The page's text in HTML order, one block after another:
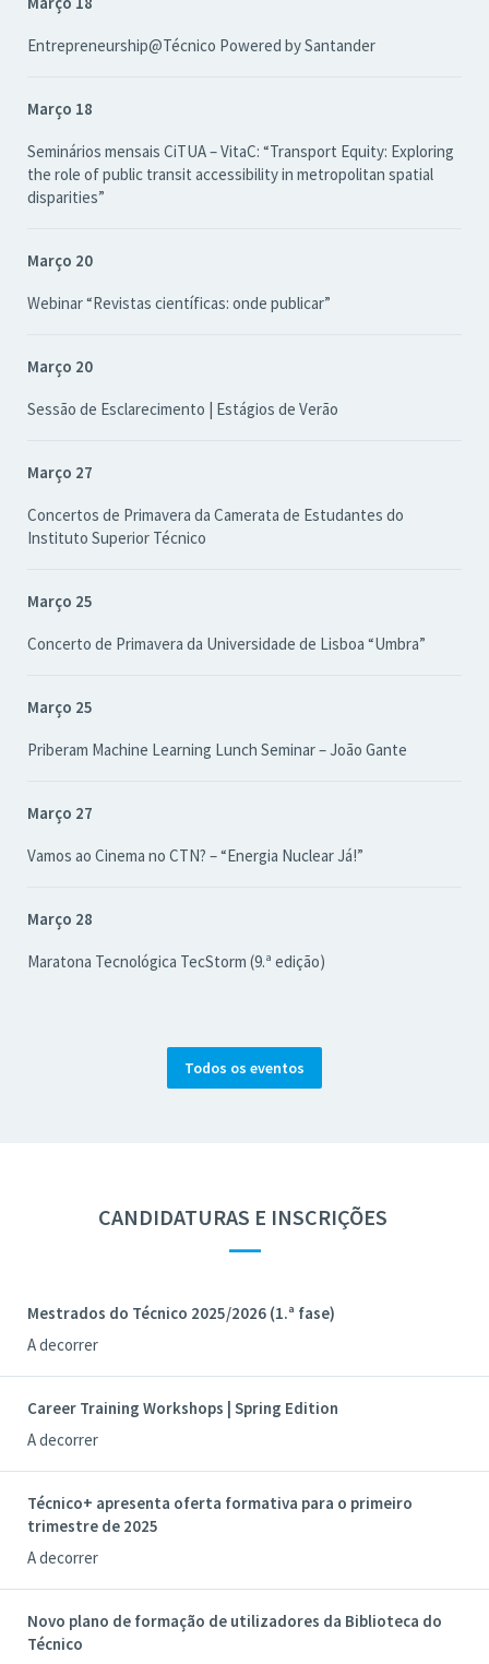
Entrepreneurship@Técnico Powered by Santander
Março 18
Seminários mensais CiTUA – VitaC: “Transport Equity: Exploring
the role of public transit accessibility in metropolitan spatial
disparities”
Março 20
Webinar “Revistas científicas: onde publicar”
Março 20
Sessão de Esclarecimento | Estágios de Verão
Março 27
Concertos de Primavera da Camerata de Estudantes do
Instituto Superior Técnico
Março 25
Concerto de Primavera da Universidade de Lisboa “Umbra”
Março 25
Priberam Machine Learning Lunch Seminar – João Gante
Março 27
Vamos ao Cinema no CTN? – “Energia Nuclear Já!”
Março 28
Maratona Tecnológica TecStorm (9.ª edição)
Todos os eventos
CANDIDATURAS E INSCRIÇÕES
—
Mestrados do Técnico 2025/2026 (1.ª fase)
A decorrer
Career Training Workshops | Spring Edition
A decorrer
Técnico+ apresenta oferta formativa para o primeiro
trimestre de 2025
A decorrer
Novo plano de formação de utilizadores da Biblioteca do
Técnico